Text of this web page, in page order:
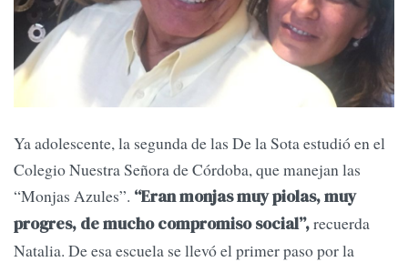
Ya adolescente, la segunda de las De la Sota estudió en el
Colegio Nuestra Señora de Córdoba, que manejan las
“Monjas Azules”. “Eran monjas muy piolas, muy
progres, de mucho compromiso social”,recuerda
Natalia. De esa escuela se llevó el primer paso por la